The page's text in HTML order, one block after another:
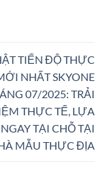
TIẾN ĐỘ THỰC
NHẤT SKYONE
07/2025: TRẢI
THỰC TẾ, LỰA
TẠI CHỖ TẠI
MẪU THỰC ĐỊA